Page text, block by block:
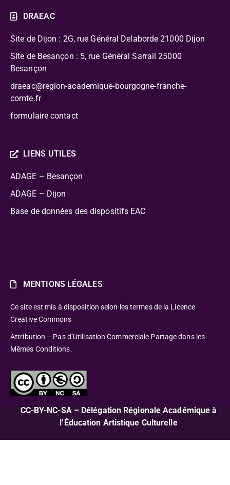
DRAEAC
Site de Dijon : 2G, rue Général Delaborde 21000 Dijon
Site de Besançon : 5, rue Général Sarrail 25000
Besançon
draeac@region-academique-bourgogne-franche-
comte.fr
formulaire contact
LIENS UTILES
ADAGE – Besançon
ADAGE – Dijon
Base de données des dispositifs EAC
MENTIONS LÉGALES
Ce site est mis à disposition selon les termes de la Licence
Creative Commons
Attribution – Pas d’Utilisation Commerciale Partage dans les
Mêmes Conditions.
CC-BY-NC-SA – Délégation Régionale Académique à
l’Éducation Artistique Culturelle